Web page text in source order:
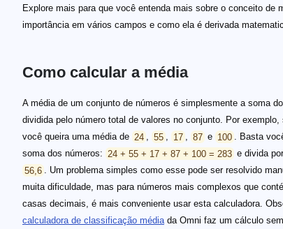
Explore mais para que você entenda mais sobre o conceito de
importância em vários campos e como ela é derivada
Como calcular a média
A média de um conjunto de números é simplesmente a soma
dividida pelo número total de valores no conjunto. Por exemplo,
você queira uma média de 24 , 55 , 17 , 87 e 100 . Basta
soma dos números: 24 + 55 + 17 + 87 + 100 = 283 e divida
56,6 . Um problema simples como esse pode ser resolvido
muita dificuldade, mas para números mais complexos que
casas decimais, é mais conveniente usar esta calculadora.
calculadora de classificação médiada Omni faz um cálculo